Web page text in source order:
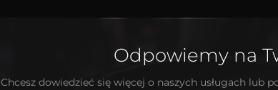
Odpowiemy na
Chcesz dowiedzieć się więcej o naszych usługach lub